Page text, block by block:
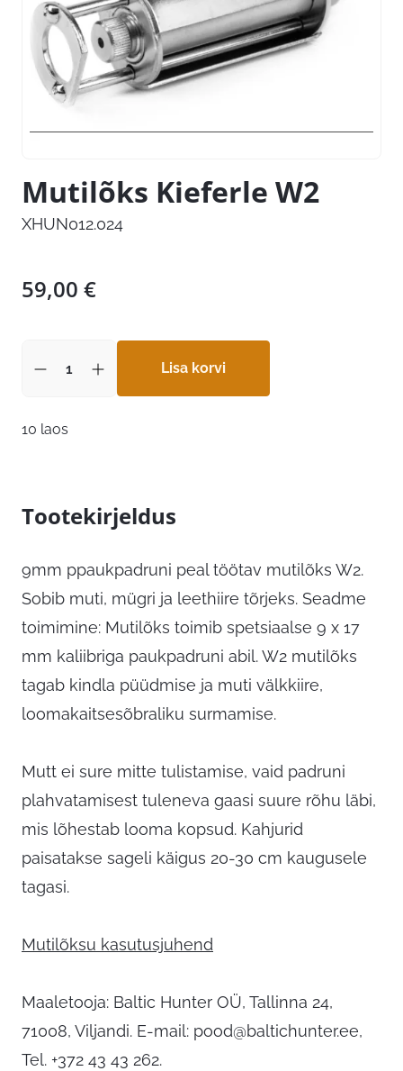
Mutilõks Kieferle W2
XHUN012.024
59,00 €
Lisa korvi
10 laos
Tootekirjeldus
9mm ppaukpadruni peal töötav mutilõks W2.
Sobib muti, mügri ja leethiire tõrjeks. Seadme
toimimine: Mutilõks toimib spetsiaalse 9 x 17
mm kaliibriga paukpadruni abil. W2 mutilõks
tagab kindla püüdmise ja muti välkkiire,
loomakaitsesõbraliku surmamise.
Mutt ei sure mitte tulistamise, vaid padruni
plahvatamisest tuleneva gaasi suure rõhu läbi,
mis lõhestab looma kopsud. Kahjurid
paisatakse sageli käigus 20-30 cm kaugusele
tagasi.
Mutilõksu kasutusjuhend
Maaletooja: Baltic Hunter OÜ, Tallinna 24,
71008, Viljandi. E-mail: pood@baltichunter.ee,
Tel. +372 43 43 262.